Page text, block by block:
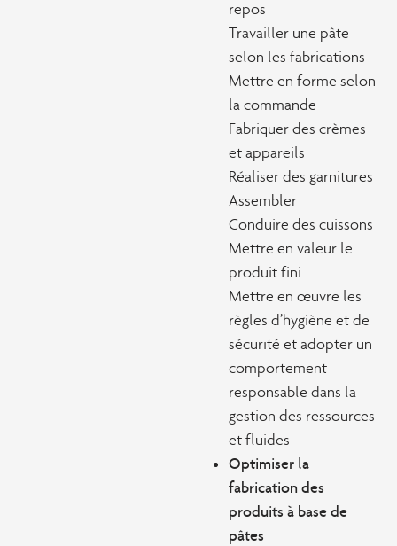
repos
Travailler une pâte
selon les fabrications
Mettre en forme selon
la commande
Fabriquer des crèmes
et appareils
Réaliser des garnitures
Assembler
Conduire des cuissons
Mettre en valeur le
produit fini
Mettre en œuvre les
règles d’hygiène et de
sécurité et adopter un
comportement
responsable dans la
gestion des ressources
et fluides
Optimiser la
fabrication des
produits à base de
pâtes